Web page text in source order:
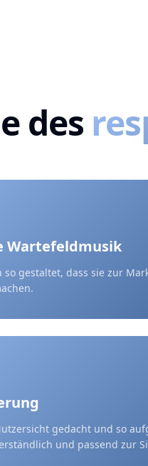
des
Wartefeldmusik
gestaltet, dass sie zur
gedacht und so
und passend zur